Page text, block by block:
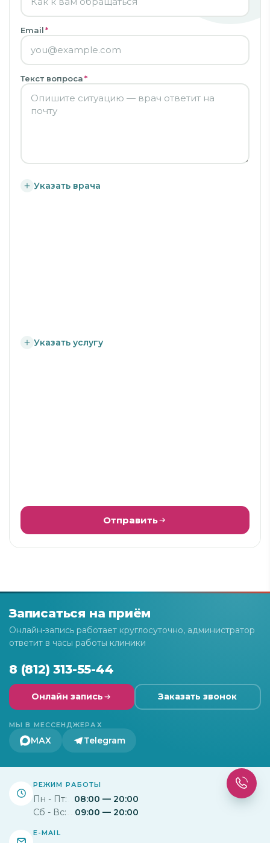
Email*
Текст вопроса*
Указать врача
Указать услугу
Отправить
Записаться на приём
Онлайн-запись работает круглосуточно, администратор
ответит в часы работы клиники
8 (812) 313-55-44
Онлайн запись Заказать звонок
МЫ В МЕССЕНДЖЕРАХ
МАХ Telegram
РЕЖИМ РАБОТЫ
Пн - Пт:
08:00 — 20:00
Сб - Вс:
09:00 — 20:00
E-MAIL